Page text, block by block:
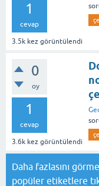
1
cevap
3.5k kez görüntülendi
0
oy
1
cevap
3.6k kez görüntülendi
Daha fazlasını
popüler etiketlere